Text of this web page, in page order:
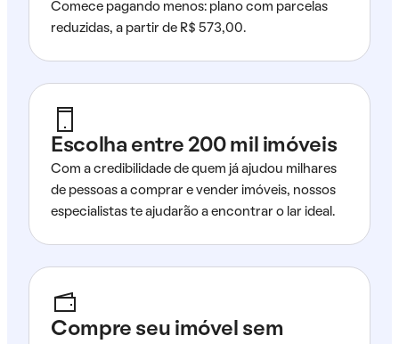
Comece pagando menos: plano com parcelas
reduzidas, a partir de R$ 573,00.
Escolha entre 200 mil imóveis
Com a credibilidade de quem já ajudou milhares
de pessoas a comprar e vender imóveis, nossos
especialistas te ajudarão a encontrar o lar ideal.
Compre seu imóvel sem